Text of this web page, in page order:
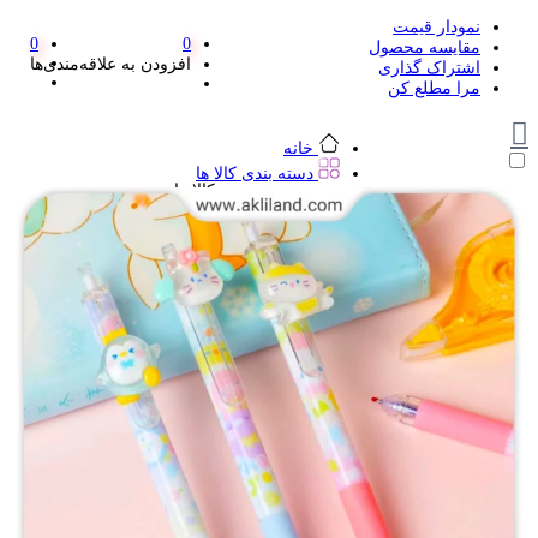
نمودار قیمت
مقایسه محصول
اشتراک گذاری
مرا مطلع کن
0
افزودن به علاقه‌مندی‌ها
0
خانه
دسته بندی کالا ها
دسته بندی کالا ها
لوازم تحریر و هنر
لوازم تحریر و هنر
مداد
پاک کن و غلط گیر
مداد تراش
اتود و نوک
روان نویس فانتزی
خودکار و خودکار فشاری
ماژیک ها
دفترچه یادداشت
استیکر
استیک نوت
خط کش و گونیا
کیف غذا
کوله پشتی
چسب
کاتر فانتزی
بوک مارک
ماشین حساب